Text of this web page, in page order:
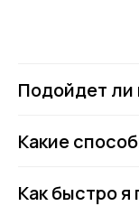
Подойдет ли
Какие
Как быстро я